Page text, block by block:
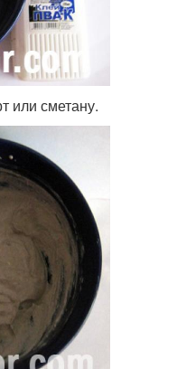
или сметану.